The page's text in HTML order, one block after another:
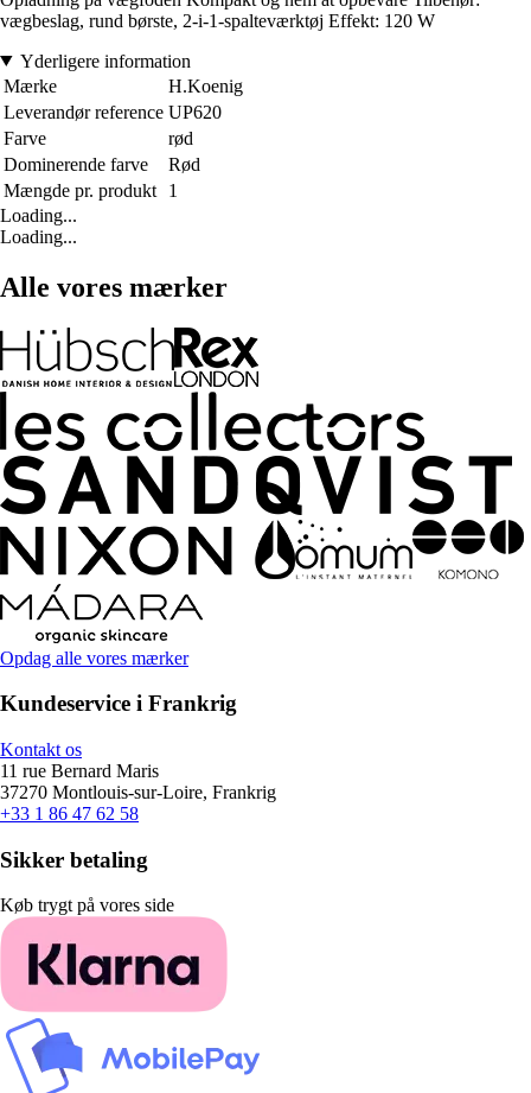
vægbeslag, rund børste, 2-i-1-spalteværktøj Effekt: 120 W
Yderligere information
Mærke
H.Koenig
Leverandør reference UP620
Farve
rød
Dominerende farve
Rød
Mængde pr. produkt
1
Loading...
Loading...
Alle vores mærker
Opdag alle vores mærker
Kundeservice i Frankrig
Kontakt os
11 rue Bernard Maris
37270 Montlouis-sur-Loire, Frankrig
+33 1 86 47 62 58
Sikker betaling
Køb trygt på vores side